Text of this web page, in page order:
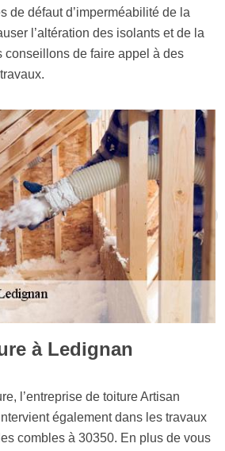
de défaut d’imperméabilité de la
l’altération des isolants et de la
conseillons de faire appel à des
à Ledignan
l’entreprise de toiture Artisan
également dans les travaux
combles à 30350. En plus de vous